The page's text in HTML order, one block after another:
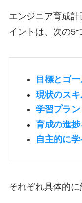
エンジニア育成
イントは、次の5
目標とゴ
現状のス
学習プラ
育成の進
自主的に
それぞれ具体的に